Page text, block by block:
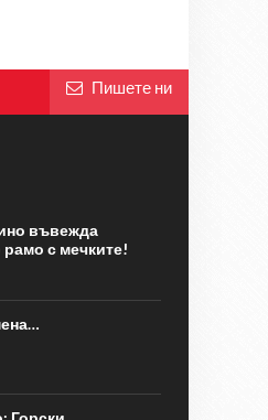
Пишете ни
въвежда
с мечките!